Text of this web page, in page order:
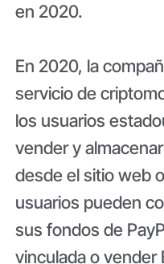
en 2020.
En 2020, la
servicio de
los usuarios
vender y
desde el sitio web
usuarios pueden
sus fondos de
vinculada o vender